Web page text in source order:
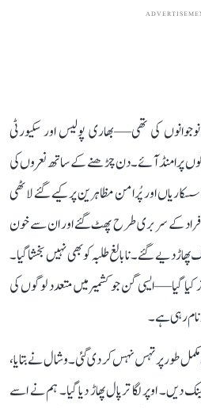
کی تھی—بھاری پولیس اور سکیورٹی
پر امنڈ آئے۔ دن چڑھنے کے ساتھ نعروں کی
اور پُرامن مظاہرین پر کیے گئے لاٹھی
افراد کے سر بری طرح پھٹ گئے اور ان سے خون
دیے گئے۔ نابالغ طلبہ کو بھی نہیں بخشا گیا۔
گیا—ایسی گن جو کشمیر میں متعدد لوگوں کی
رہی ہے۔
طور پر تہس نہس کر دی گئی۔ وشال نے بتایا،
دیں۔ اوپر لگا ترپال پھاڑ دیا گیا۔ ہم نے اسے